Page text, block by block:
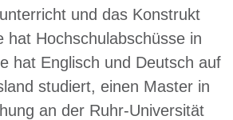
und das Konstrukt
hat Hochschulabschüsse in
hat Englisch und Deutsch auf
studiert, einen Master in
an der Ruhr-Universität